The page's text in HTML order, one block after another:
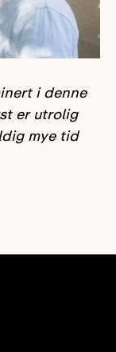
i denne
er utrolig
mye tid